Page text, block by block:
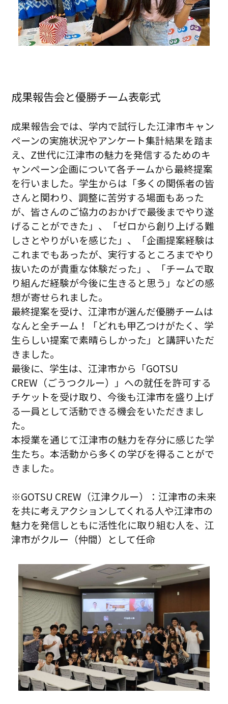
成果報告会と優勝チーム表彰式
成果報告会では、学内で試行した江津市キャン
ペーンの実施状況やアンケート集計結果を踏ま
え、Z世代に江津市の魅力を発信するためのキ
ャンペーン企画について各チームから最終提案
を行いました。学生からは「多くの関係者の皆
さんと関わり、調整に苦労する場面もあった
が、皆さんのご協力のおかげで最後までやり遂
げることができた」、「ゼロから創り上げる難
しさとやりがいを感じた」、「企画提案経験は
これまでもあったが、実行するところまでやり
抜いたのが貴重な体験だった」、「チームで取
り組んだ経験が今後に生きると思う」などの感
想が寄せられました。
最終提案を受け、江津市が選んだ優勝チームは
なんと全チーム！「どれも甲乙つけがたく、学
生らしい提案で素晴らしかった」と講評いただ
きました。
最後に、学生は、江津市から「GOTSU
CREW（ごうつクルー）」への就任を許可する
チケットを受け取り、今後も江津市を盛り上げ
る一員として活動できる機会をいただきまし
た。
本授業を通じて江津市の魅力を存分に感じた学
生たち。本活動から多くの学びを得ることがで
きました。
※GOTSU CREW（江津クルー）：江津市の未来
を共に考えアクションしてくれる人や江津市の
魅力を発信しともに活性化に取り組む人を、江
津市がクルー（仲間）として任命